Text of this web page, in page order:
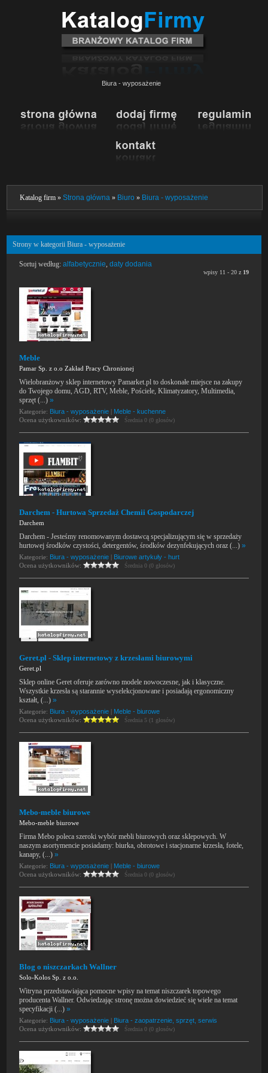
Biura - wyposażenie
Katalog firm »Strona główna » Biuro » Biura - wyposażenie
Strony w kategorii Biura - wyposażenie
Sortuj według:alfabetycznie,daty dodania
wpisy 11 - 20 z 19
Meble
Pamar Sp. z o.o Zakład Pracy Chronionej
Wielobranżowy sklep internetowy Pamarket.pl to doskonałe miejsce na zakupy
do Twojego domu, AGD, RTV, Meble, Pościele, Klimatyzatory, Multimedia,
sprzęt (...)»
Kategorie: Biura - wyposażenie | Meble - kuchenne
Ocena użytkowników:
Średnia 0 (0 głosów)
Darchem - Hurtowa Sprzedaż Chemii Gospodarczej
Darchem
Darchem - Jesteśmy renomowanym dostawcą specjalizującym się w sprzedaży
hurtowej środków czystości, detergentów, środków dezynfekujących oraz (...)»
Kategorie: Biura - wyposażenie | Biurowe artykuły - hurt
Ocena użytkowników:
Średnia 0 (0 głosów)
Geret.pl - Sklep internetowy z krzesłami biurowymi
Geret.pl
Sklep online Geret oferuje zarówno modele nowoczesne, jak i klasyczne.
Wszystkie krzesła są starannie wyselekcjonowane i posiadają ergonomiczny
kształt, (...)»
Kategorie: Biura - wyposażenie | Meble - biurowe
Ocena użytkowników:
Średnia 5 (1 głosów)
Mebo-meble biurowe
Mebo-meble biurowe
Firma Mebo poleca szeroki wybór mebli biurowych oraz sklepowych. W
naszym asortymencie posiadamy: biurka, obrotowe i stacjonarne krzesła, fotele,
kanapy, (...)»
Kategorie: Biura - wyposażenie | Meble - biurowe
Ocena użytkowników:
Średnia 0 (0 głosów)
Blog o niszczarkach Wallner
Solo-Kolos Sp. z o.o.
Witryna przedstawiająca pomocne wpisy na temat niszczarek topowego
producenta Wallner. Odwiedzając stronę można dowiedzieć się wiele na temat
specyfikacji (...)»
Kategorie: Biura - wyposażenie | Biura - zaopatrzenie, sprzęt, serwis
Ocena użytkowników:
Średnia 0 (0 głosów)